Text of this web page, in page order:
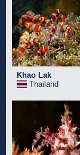
Khao Lak
Thailand